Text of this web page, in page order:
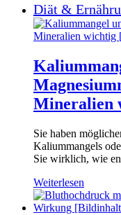
Diät &
Mineralien
Sie haben
Kaliummangels
Sie wirklich, wie
Weiterlesen